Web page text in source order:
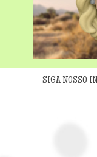
SIGA NOSSO